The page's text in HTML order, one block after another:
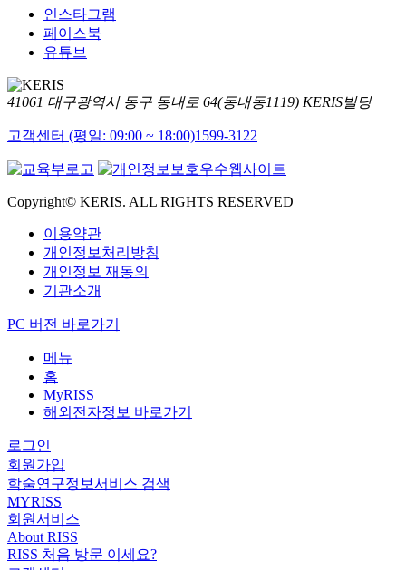
인스타그램
페이스북
유튜브
41061 대구광역시 동구 동내로 64(동내동1119) KERIS빌딩
고객센터 (평일: 09:00 ~ 18:00)1599-3122
Copyright© KERIS. ALL RIGHTS RESERVED
이용약관
개인정보처리방침
개인정보 재동의
기관소개
PC 버전 바로가기
메뉴
홈
MyRISS
해외전자정보 바로가기
로그인
회원가입
학술연구정보서비스 검색
MYRISS
회원서비스
About RISS
RISS 처음 방문 이세요?